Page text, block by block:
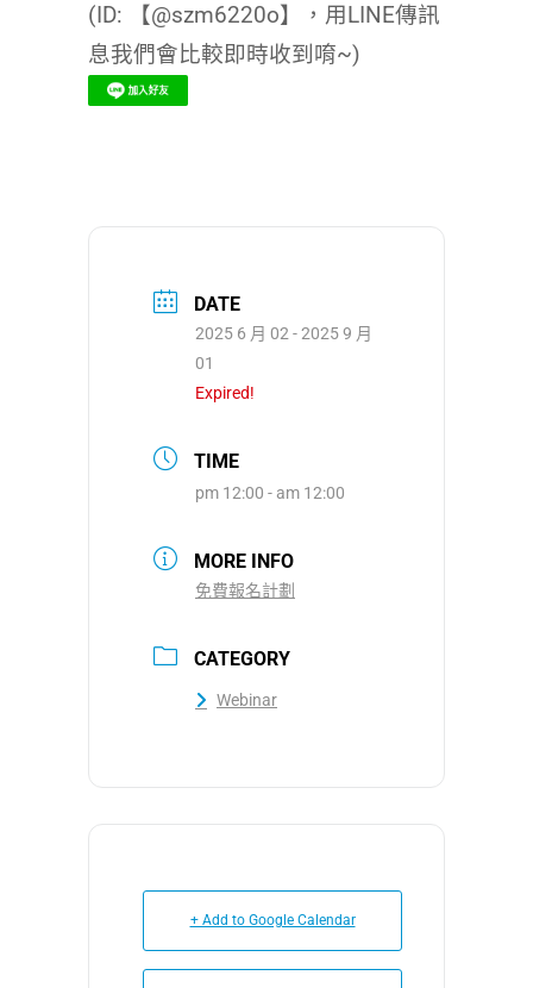
(ID: 【@szm6220o】，用LINE傳訊
息我們會比較即時收到唷~)
DATE
2025 6 月 02 - 2025 9 月
01
Expired!
TIME
pm 12:00 - am 12:00
MORE INFO
免費報名計劃
CATEGORY
Webinar
+ Add to Google Calendar